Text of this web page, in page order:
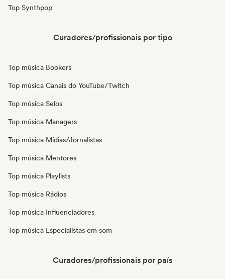
Top Synthpop
Curadores/profissionais por tipo
Top música Bookers
Top música Canais do YouTube/Twitch
Top música Selos
Top música Managers
Top música Mídias/Jornalistas
Top música Mentores
Top música Playlists
Top música Rádios
Top música Influenciadores
Top música Especialistas em som
Curadores/profissionais por país